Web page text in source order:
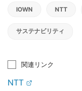
IOWN NTT
サステナビリティ
関連リンク
NTT